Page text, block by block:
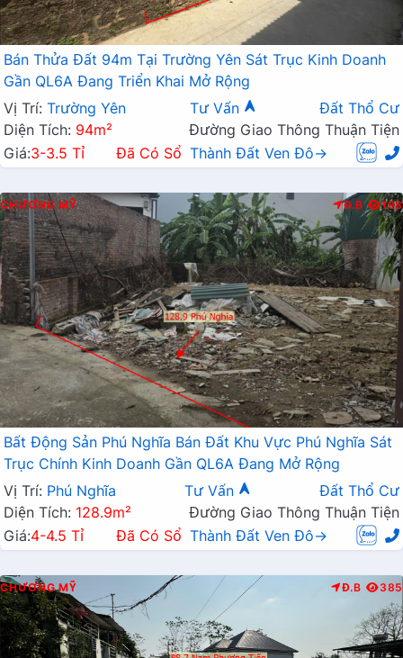
Bán Thửa Đất 94m Tại Trường Yên Sát Trục Kinh Doanh
Gần QL6A Đang Triển Khai Mở Rộng
Vị Trí: Trường Yên Tư Vấn
Đất Thổ Cư
Diện Tích: 94m²
Đường Giao Thông Thuận Tiện
Giá:3-3.5 Tỉ Đã Có Sổ Thành Đất Ven Đô→
CHƯƠNG MỸ Đ.B 198
Bất Động Sản Phú Nghĩa Bán Đất Khu Vực Phú Nghĩa Sát
Trục Chính Kinh Doanh Gần QL6A Đang Mở Rộng
Vị Trí: Phú Nghĩa Tư Vấn
Đất Thổ Cư
Diện Tích: 128.9m²
Đường Giao Thông Thuận Tiện
Giá:4-4.5 Tỉ Đã Có Sổ Thành Đất Ven Đô→
CHƯƠNG MỸ Đ.B 385